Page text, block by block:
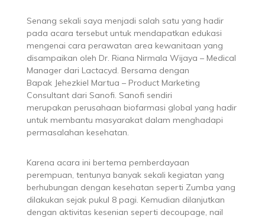
Senang sekali saya menjadi salah satu yang hadir
pada acara tersebut untuk mendapatkan edukasi
mengenai cara perawatan area kewanitaan yang
disampaikan oleh Dr. Riana Nirmala Wijaya – Medical
Manager dari Lactacyd. Bersama dengan
Bapak Jehezkiel Martua – Product Marketing
Consultant dari Sanofi. Sanofi sendiri
merupakan perusahaan biofarmasi global yang hadir
untuk membantu masyarakat dalam menghadapi
permasalahan kesehatan.
Karena acara ini bertema pemberdayaan
perempuan, tentunya banyak sekali kegiatan yang
berhubungan dengan kesehatan seperti Zumba yang
dilakukan sejak pukul 8 pagi. Kemudian dilanjutkan
dengan aktivitas kesenian seperti decoupage, nail